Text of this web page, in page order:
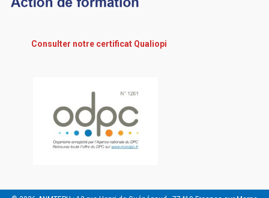
Consulter notre certificat Qualiopi